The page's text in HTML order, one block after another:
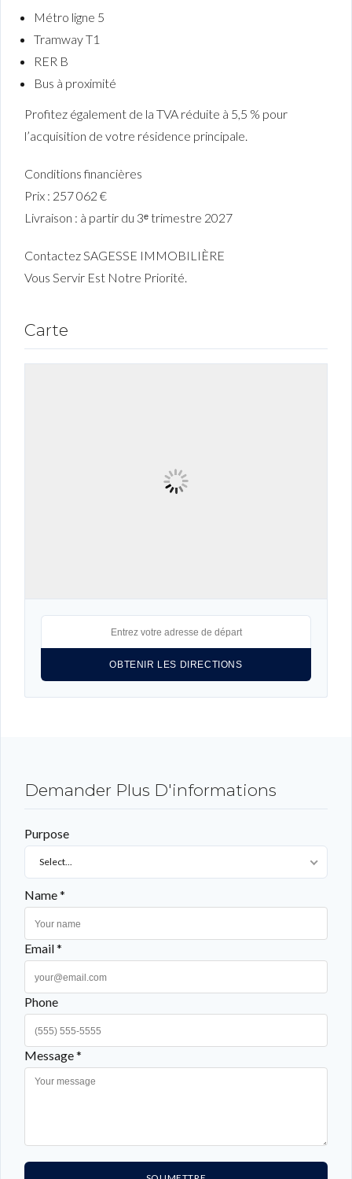
Métro ligne 5
Tramway T1
RER B
Bus à proximité
Profitez également de la TVA réduite à 5,5 % pour
l’acquisition de votre résidence principale.
Conditions financières
Prix : 257 062 €
Livraison : à partir du 3ᵉ trimestre 2027
Contactez SAGESSE IMMOBILIÈRE
Vous Servir Est Notre Priorité.
Carte
Demander Plus D'informations
Purpose
Select...
Name *
Email *
Phone
Message *
LOGIN WITH GOOGLE
LOGIN WITH LINKEDIN